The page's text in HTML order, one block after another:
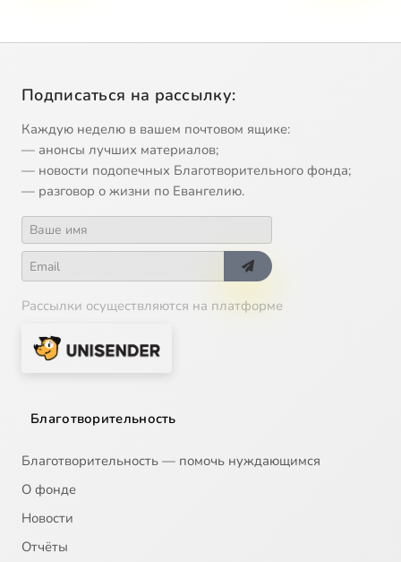
Подписаться на рассылку:
Каждую неделю в вашем почтовом ящике:
— анонсы лучших материалов;
— новости подопечных Благотворительного фонда;
— разговор о жизни по Евангелию.
Рассылки осуществляются на платформе
Благотворительность
Благотворительность — помочь нуждающимся
О фонде
Новости
Отчёты